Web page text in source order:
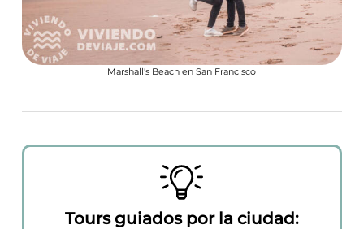
Marshall's Beach en San Francisco
Tours guiados por la ciudad: